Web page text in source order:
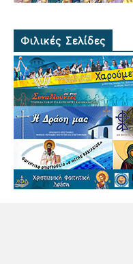
Φιλικές Σελίδες